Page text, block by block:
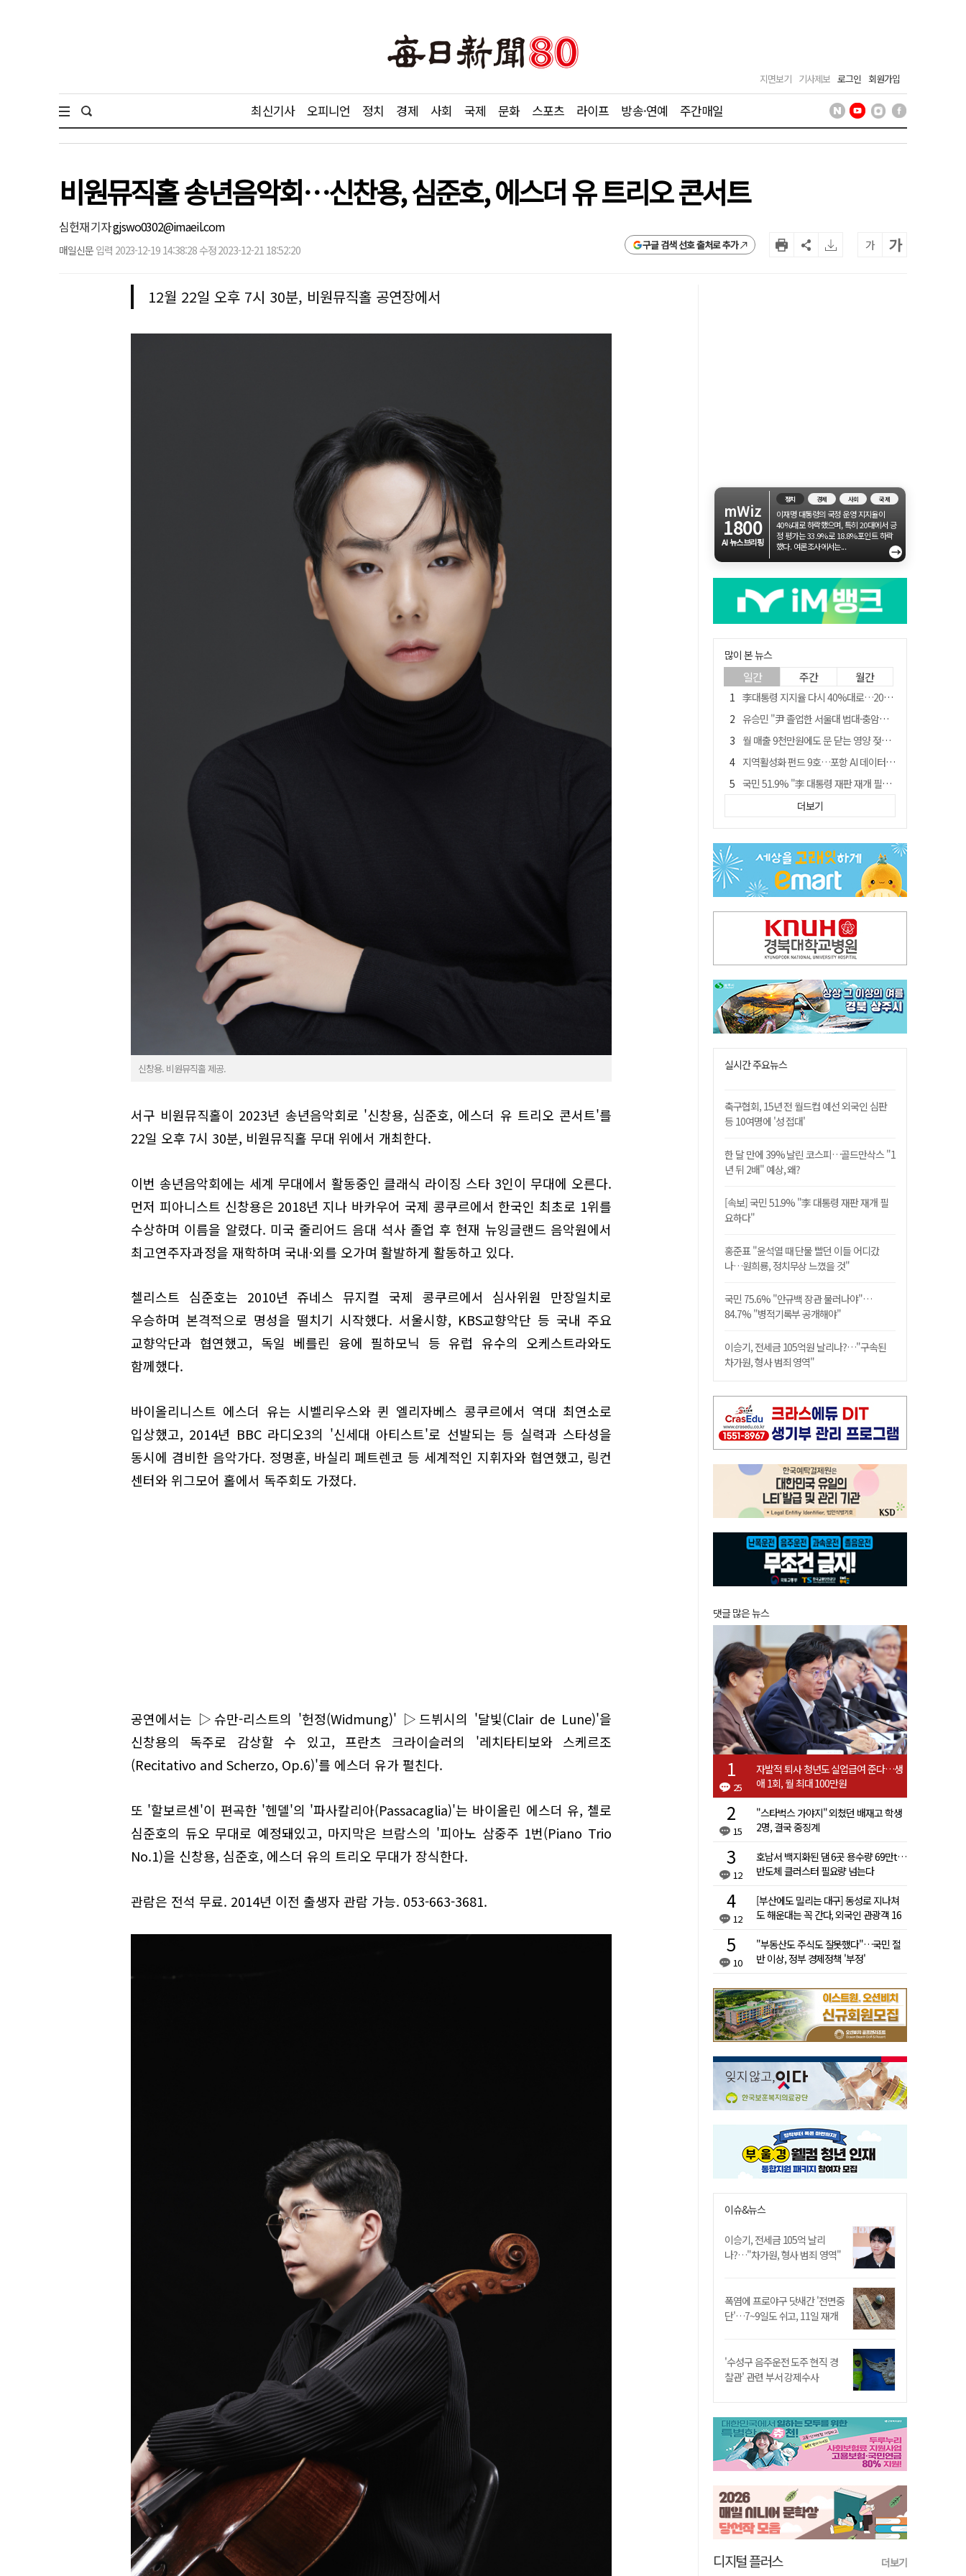
지면보기 기사제보 로그인 회원가입
최신기사 오피니언 정치 경제 사회 국제 문화 스포츠 라이프 방송·연예 주간매일
비원뮤직홀 송년음악회…신찬용, 심준호, 에스더 유 트리오 콘서트
심헌재 기자gjswo0302@imaeil.com
매일신문 입력 2023-12-19 14:38:28 수정 2023-12-21 18:52:20 구글 검색 선호 출처로 추가 가 가
12월 22일 오후 7시 30분, 비원뮤직홀 공연장에서
신창용. 비원뮤직홀 제공.
서구 비원뮤직홀이 2023년 송년음악회로 '신창용, 심준호, 에스더 유 트리오 콘서트'를
22일 오후 7시 30분, 비원뮤직홀 무대 위에서 개최한다.
이번 송년음악회에는 세계 무대에서 활동중인 클래식 라이징 스타 3인이 무대에 오른다.
먼저 피아니스트 신창용은 2018년 지나 바카우어 국제 콩쿠르에서 한국인 최초로 1위를
수상하며 이름을 알렸다. 미국 줄리어드 음대 석사 졸업 후 현재 뉴잉글랜드 음악원에서
최고연주자과정을 재학하며 국내·외를 오가며 활발하게 활동하고 있다.
첼리스트 심준호는 2010년 쥬네스 뮤지컬 국제 콩쿠르에서 심사위원 만장일치로
우승하며 본격적으로 명성을 떨치기 시작했다. 서울시향, KBS교향악단 등 국내 주요
교향악단과 협연했고, 독일 베를린 융에 필하모닉 등 유럽 유수의 오케스트라와도
함께했다.
바이올리니스트 에스더 유는 시벨리우스와 퀸 엘리자베스 콩쿠르에서 역대 최연소로
입상했고, 2014년 BBC 라디오3의 '신세대 아티스트'로 선발되는 등 실력과 스타성을
동시에 겸비한 음악가다. 정명훈, 바실리 페트렌코 등 세계적인 지휘자와 협연했고, 링컨
센터와 위그모어 홀에서 독주회도 가졌다.
공연에서는 ▷슈만-리스트의 '헌정(Widmung)' ▷드뷔시의 '달빛(Clair de Lune)'을
신창용의 독주로 감상할 수 있고, 프란츠 크라이슬러의 '레치타티보와 스케르조
(Recitativo and Scherzo, Op.6)'를 에스더 유가 펼친다.
또 '할보르센'이 편곡한 '헨델'의 '파사칼리아(Passacaglia)'는 바이올린 에스더 유, 첼로
심준호의 듀오 무대로 예정돼있고, 마지막은 브람스의 '피아노 삼중주 1번(Piano Trio
No.1)을 신창용, 심준호, 에스더 유의 트리오 무대가 장식한다.
관람은 전석 무료. 2014년 이전 출생자 관람 가능. 053-663-3681.
mWiz
1800
AI 뉴스브리핑
정치 경제 사회 국제
이재명 대통령의 국정 운영 지지율이
40%대로 하락했으며, 특히 20대에서 긍
정 평가는 33.9%로 18.8%포인트 하락
했다. 여론조사에서는...
→
많이 본 뉴스
일간 주간 월간
李대통령 지지율 다시 40%대로…20대는 18.8%p 급락
유승민 "尹 졸업한 서울대 법대·충암고도 없애야"…李 육사 통합 직격
월 매출 9천만원에도 문 닫는 영양 젖소농장… "일할 사람이 없어"
지역활성화 펀드 9호…포항 AI 데이터센터에 6천억 투입
국민 51.9% "李 대통령 재판 재개 필요하다"
경북 영천시, 9월부터 11월까지 반값 여행 혜택 제공
'솔리다임 IPO 추진설' SK하이닉스, 주가 9% 급락
경찰, 홍명보 선임 의혹 수사…대한축구협회 전격 압수수색
"김용민, 흑백논리로 세상 보는 듯" 검찰 내부서 지탄
더보기
실시간 주요뉴스
축구협회, 15년 전 월드컵 예선 외국인 심판
등 10여명에 '성 접대'
한 달 만에 39% 날린 코스피…골드만삭스 "1
년 뒤 2배" 예상, 왜?
[속보] 국민 51.9% "李 대통령 재판 재개 필
요하다"
홍준표 "윤석열 때 단물 빨던 이들 어디갔
나…원희룡, 정치무상 느꼈을 것"
국민 75.6% "안규백 장관 물러나야"…
84.7% "병적기록부 공개해야"
이승기, 전세금 105억원 날리나?…"구속된
차가원, 형사 범죄 영역"
댓글 많은 뉴스
25
자발적 퇴사 청년도 실업급여 준다…생
애 1회, 월 최대 100만원
15
"스타벅스 가야지" 외쳤던 배재고 학생
2명, 결국 중징계
12
호남서 백지화된 댐 6곳 용수량 69만t…
반도체 클러스터 필요량 넘는다
12
[부산에도 밀리는 대구] 동성로 지나쳐
도 해운대는 꼭 간다, 외국인 관광객 16
10
"부동산도 주식도 잘못했다"…국민 절
반 이상, 정부 경제정책 '부정'
이슈&뉴스
이승기, 전세금 105억 날리
나?…"차가원, 형사 범죄 영역"
폭염에 프로야구 닷새간 '전면중
단'…7~9일도 쉬고, 11일 재개
'수성구 음주운전 도주 현직 경
찰관' 관련 부서 강제수사
디지털 플러스 더보기